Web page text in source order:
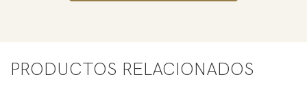
PRODUCTOS RELACIONADOS